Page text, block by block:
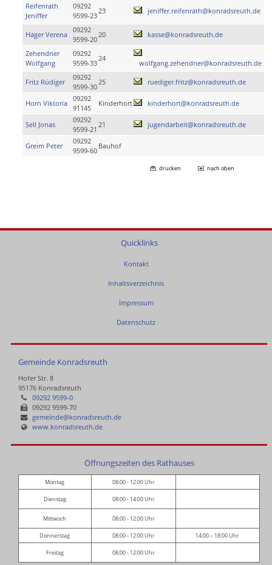
Reifenrath
Jeniffer
09292
9599-23
23 jeniffer.reifenrath@konradsreuth.de
Hager Verena
09292
9599-20
20 kasse@konradsreuth.de
Zehendner
Wolfgang
09292
9599-33
24
wolfgang.zehendner@konradsreuth.de
Fritz Rüdiger
09292
9599-30
25 ruediger.fritz@konradsreuth.de
Horn Viktoria
09292
91145
Kinderhort kinderhort@konradsreuth.de
Sell Jonas
09292
9599-21
21 jugendarbeit@konradsreuth.de
Greim Peter
09292
9599-60
Bauhof
drucken nach oben
Quicklinks
Kontakt
Inhaltsverzeichnis
Impressum
Datenschutz
Gemeinde Konradsreuth
Hofer Str. 8
95176 Konradsreuth
09292 9599-0
09292 9599-70
gemeinde@konradsreuth.de
www.konradsreuth.de
Öffnungszeiten des Rathauses
Montag 08:00 - 12:00 Uhr
Dienstag 08:00 - 14:00 Uhr
Mittwoch 08:00 - 12:00 Uhr
Donnerstag 08:00 - 12:00 Uhr 14:00 – 18:00 Uhr
Freitag 08:00 - 12:00 Uhr